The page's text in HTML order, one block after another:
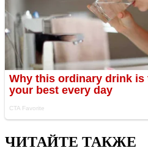
ЧИТАЙТЕ ТАКЖЕ